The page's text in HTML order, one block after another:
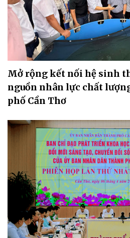
Mở rộng kết nối hệ sinh
nguồn nhân lực chất
phố Cần Thơ